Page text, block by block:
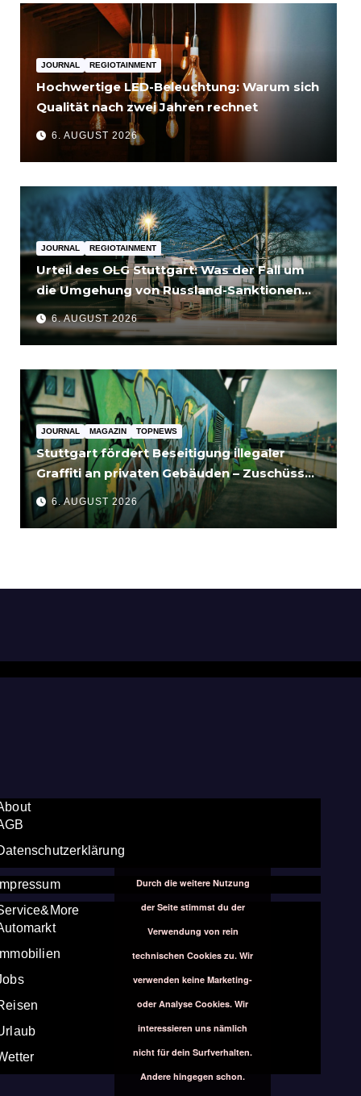
JOURNAL REGIOTAINMENT
Hochwertige LED-Beleuchtung: Warum sich
Qualität nach zwei Jahren rechnet
6. AUGUST 2026
JOURNAL REGIOTAINMENT
Urteil des OLG Stuttgart: Was der Fall um
die Umgehung von Russland-Sanktionen
für Unternehmen bedeutet
6. AUGUST 2026
JOURNAL MAGAZIN TOPNEWS
Stuttgart fördert Beseitigung illegaler
Graffiti an privaten Gebäuden – Zuschüsse
bis 3.500 Euro
6. AUGUST 2026
Durch die weitere Nutzung
der Seite stimmst du der
Verwendung von rein
technischen Cookies zu. Wir
verwenden keine Marketing-
oder Analyse Cookies. Wir
interessieren uns nämlich
nicht für dein Surfverhalten.
Andere hingegen schon.